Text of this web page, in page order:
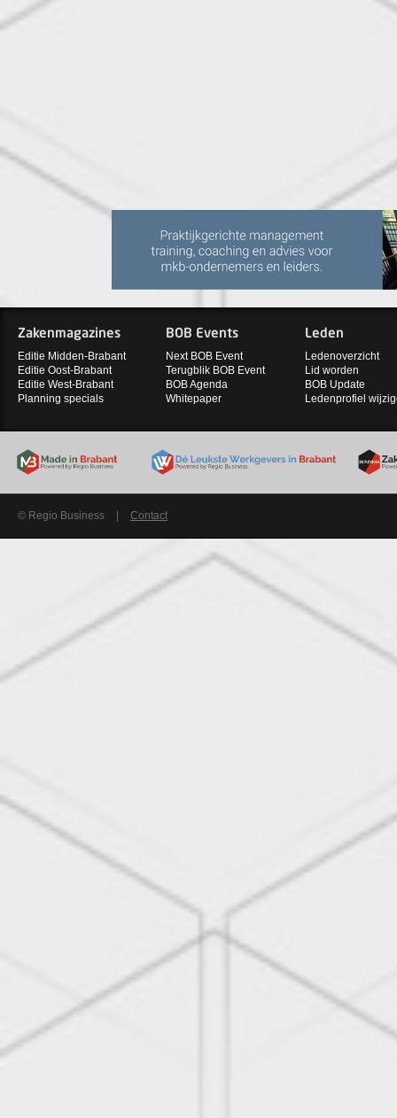
Zakenmagazines
Editie Midden-Brabant
Editie Oost-Brabant
Editie West-Brabant
Planning specials
BOB Events
Next BOB Event
Terugblik BOB Event
BOB Agenda
Whitepaper
Leden
Ledenoverzicht
Lid worden
BOB Update
Ledenprofiel
© Regio Business Contact